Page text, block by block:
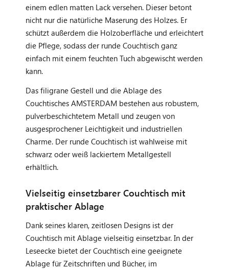
einem edlen matten Lack versehen. Dieser betont
nicht nur die natürliche Maserung des Holzes. Er
schützt außerdem die Holzoberfläche und erleichtert
die Pflege, sodass der runde Couchtisch ganz
einfach mit einem feuchten Tuch abgewischt werden
kann.
Das filigrane Gestell und die Ablage des
Couchtisches AMSTERDAM bestehen aus robustem,
pulverbeschichtetem Metall und zeugen von
ausgesprochener Leichtigkeit und industriellen
Charme. Der runde Couchtisch ist wahlweise mit
schwarz oder weiß lackiertem Metallgestell
erhältlich.
Vielseitig einsetzbarer Couchtisch mit
praktischer Ablage
Dank seines klaren, zeitlosen Designs ist der
Couchtisch mit Ablage vielseitig einsetzbar. In der
Leseecke bietet der Couchtisch eine geeignete
Ablage für Zeitschriften und Bücher, im